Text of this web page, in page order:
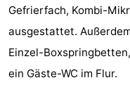
-
Buitenhof
-
Gefrierfach, Kombi-
ausgestattet.
Einzel-
ein Gäste-WC im Flur.